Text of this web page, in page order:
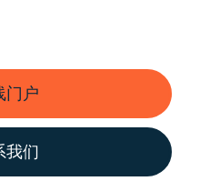
门户
我们